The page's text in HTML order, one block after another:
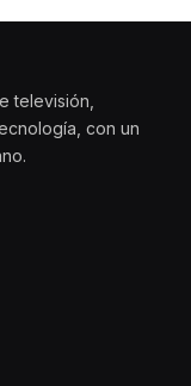
televisión,
con un